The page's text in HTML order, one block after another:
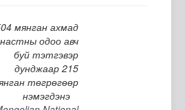
мянган ахмад
настны одоо авч
буй тэтгэвэр
дунджаар 215
төгрөгөөр
нэмэгдэнэ